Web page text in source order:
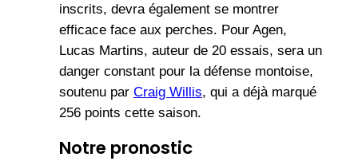
inscrits, devra également se montrer
efficace face aux perches. Pour Agen,
Lucas Martins, auteur de 20 essais, sera un
danger constant pour la défense montoise,
soutenu par Craig Willis, qui a déjà marqué
256 points cette saison.
Notre pronostic